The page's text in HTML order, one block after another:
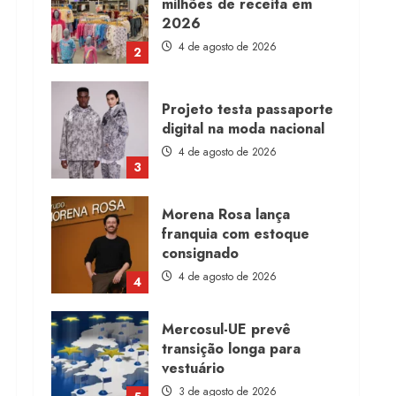
2
2026
4 de agosto de 2026
3
Projeto testa passaporte
digital na moda nacional
4 de agosto de 2026
4
Morena Rosa lança
franquia com estoque
consignado
4 de agosto de 2026
Mercosul-UE prevê
transição longa para
vestuário
3 de agosto de 2026